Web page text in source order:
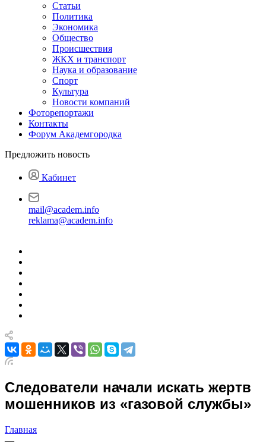
Статьи
Политика
Экономика
Общество
Происшествия
ЖКХ и транспорт
Наука и образование
Спорт
Культура
Новости компаний
Фоторепортажи
Контакты
Форум Академгородка
Предложить новость
Кабинет
mail@academ.info
reklama@academ.info
Следователи начали искать жертв
мошенников из «газовой службы»
Главная
—